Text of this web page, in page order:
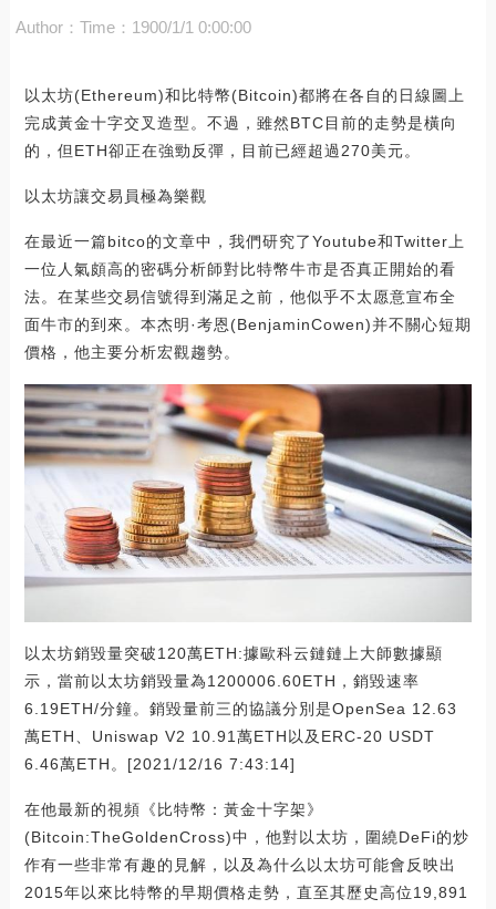
Author： Time：1900/1/1 0:00:00
以太坊(Ethereum)和比特幣(Bitcoin)都將在各自的日線圖上
完成黃金十字交叉造型。不過，雖然BTC目前的走勢是橫向
的，但ETH卻正在強勁反彈，目前已經超過270美元。
以太坊讓交易員極為樂觀
在最近一篇bitco的文章中，我們研究了Youtube和Twitter上
一位人氣頗高的密碼分析師對比特幣牛市是否真正開始的看
法。在某些交易信號得到滿足之前，他似乎不太愿意宣布全
面牛市的到來。本杰明·考恩(BenjaminCowen)并不關心短期
價格，他主要分析宏觀趨勢。
以太坊銷毀量突破120萬ETH:據歐科云鏈鏈上大師數據顯
示，當前以太坊銷毀量為1200006.60ETH，銷毀速率
6.19ETH/分鐘。銷毀量前三的協議分別是OpenSea 12.63
萬ETH、Uniswap V2 10.91萬ETH以及ERC-20 USDT
6.46萬ETH。[2021/12/16 7:43:14]
在他最新的視頻《比特幣：黃金十字架》
(Bitcoin:TheGoldenCross)中，他對以太坊，圍繞DeFi的炒
作有一些非常有趣的見解，以及為什么以太坊可能會反映出
2015年以來比特幣的早期價格走勢，直至其歷史高位19,891